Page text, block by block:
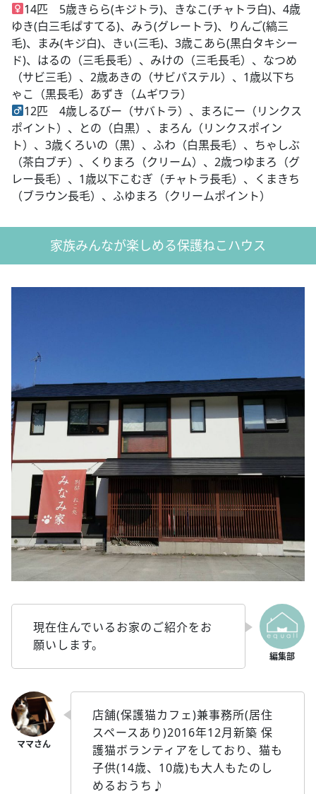
14匹 5歳きらら(キジトラ)、きなこ(チャトラ白)、4歳
ゆき(白三毛ぱすてる)、みう(グレートラ)、りんご(縞三
毛)、まみ(キジ白)、きぃ(三毛)、3歳こあら(黒白タキシー
ド)、はるの（三毛長毛）、みけの（三毛長毛）、なつめ
（サビ三毛）、2歳あきの（サビパステル）、1歳以下ち
ゃこ（黒長毛）あずき（ムギワラ）
12匹 4歳しるびー（サバトラ）、まろにー（リンクス
ポイント）、との（白黒）、まろん（リンクスポイン
ト）、3歳くろいの（黒）、ふわ（白黒長毛）、ちゃしぶ
（茶白ブチ）、くりまろ（クリーム）、2歳つゆまろ（グ
レー長毛）、1歳以下こむぎ（チャトラ長毛）、くまきち
（ブラウン長毛）、ふゆまろ（クリームポイント）
家族みんなが楽しめる保護ねこハウス
現在住んでいるお家のご紹介をお
願いします。
店舗(保護猫カフェ)兼事務所(居住
スペースあり)2016年12月新築 保
護猫ボランティアをしており、猫も
子供(14歳、10歳)も大人もたのし
めるおうち♪